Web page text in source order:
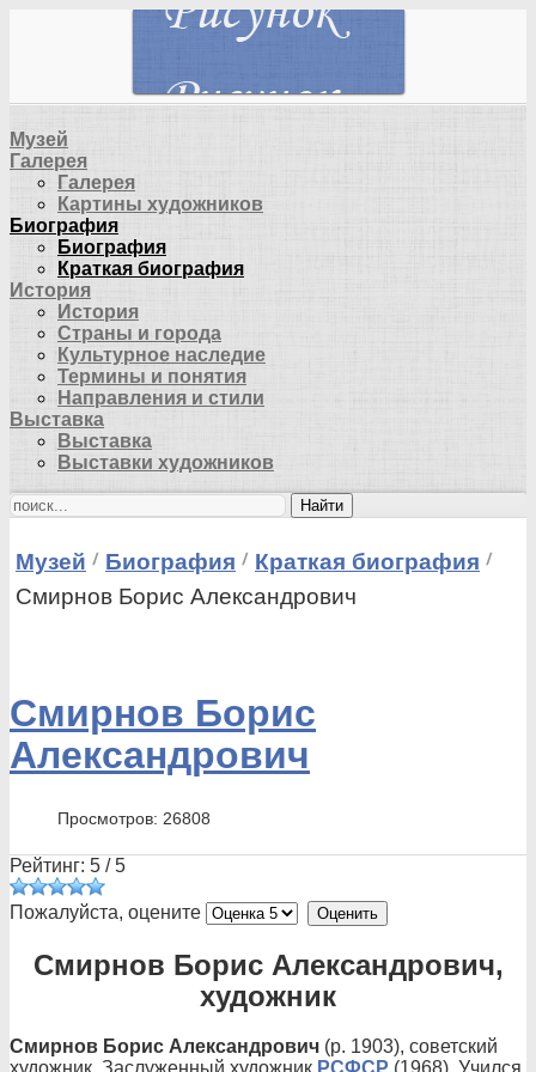
Музей
Галерея
Галерея
Картины художников
Биография
Биография
Краткая биография
История
История
Страны и города
Культурное наследие
Термины и понятия
Направления и стили
Выставка
Выставка
Выставки художников
Найти
Музей Биография
Краткая биография
Смирнов Борис Александрович
Смирнов Борис
Александрович
Просмотров: 26808
Рейтинг: 5 /5
Пожалуйста, оцените
Смирнов Борис Александрович,
художник
Смирнов Борис Александрович (р. 1903), советский
художник. Заслуженный художник РСФСР (1968). Учился